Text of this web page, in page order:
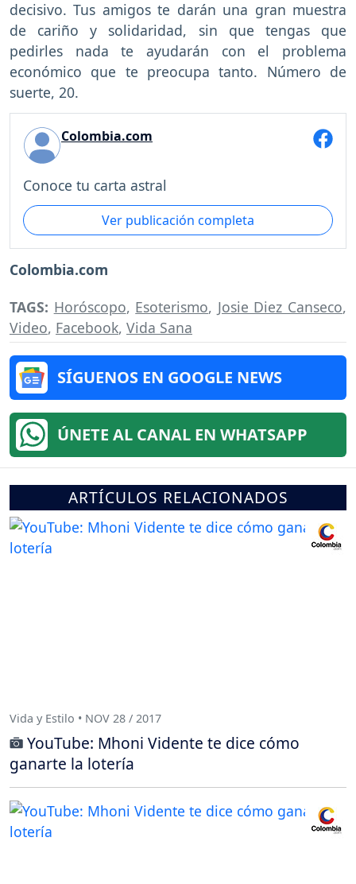
decisivo. Tus amigos te darán una gran muestra
de cariño y solidaridad, sin que tengas que
pedirles nada te ayudarán con el problema
económico que te preocupa tanto. Número de
suerte, 20.
Colombia.com
Conoce tu carta astral
Ver publicación completa
Colombia.com
TAGS: Horóscopo, Esoterismo, Josie Diez Canseco,
Video, Facebook, Vida Sana
SÍGUENOS EN GOOGLE NEWS
ÚNETE AL CANAL EN WHATSAPP
ARTÍCULOS RELACIONADOS
Vida y Estilo • NOV 28 / 2017
YouTube: Mhoni Vidente te dice cómo
ganarte la lotería